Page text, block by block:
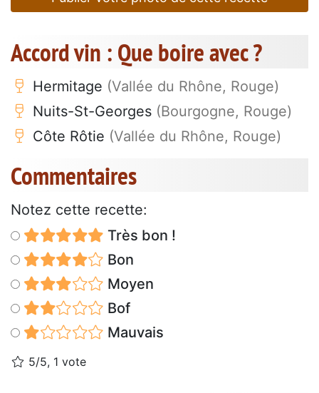
Accord vin : Que boire avec ?
Hermitage (Vallée du Rhône, Rouge)
Nuits-St-Georges (Bourgogne, Rouge)
Côte Rôtie (Vallée du Rhône, Rouge)
Commentaires
Notez cette recette:
Très bon !
Bon
Moyen
Bof
Mauvais
5/5, 1 vote